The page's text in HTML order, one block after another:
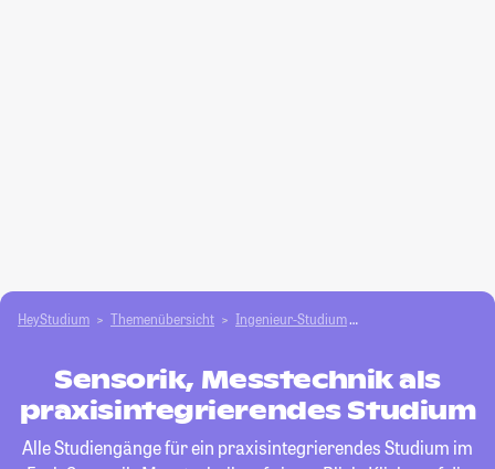
HeyStudium Themenübersicht Ingenieur-Studium
Sensorik, Messtechnik als
praxisintegrierendes Studium
Alle Studiengänge für ein praxisintegrierendes Studium im